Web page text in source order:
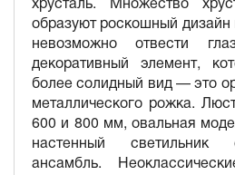
образуют роскошный дизайн
невозможно отвести
декоративный элемент,
более солидный вид — это
металлического рожка.
600 и 800 мм, овальная
настенный светильник
ансамбль.